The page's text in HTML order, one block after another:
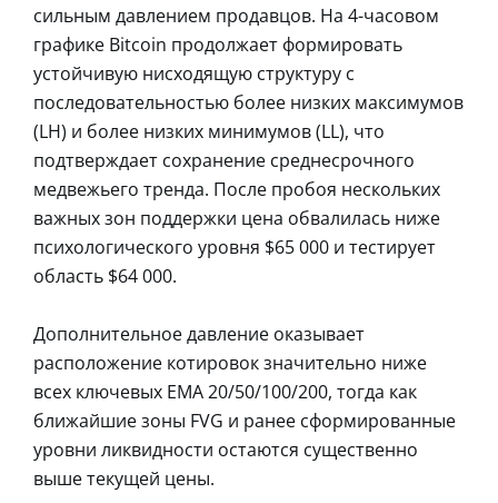
сильным давлением продавцов. На 4-часовом
графике Bitcoin продолжает формировать
устойчивую нисходящую структуру с
последовательностью более низких максимумов
(LH) и более низких минимумов (LL), что
подтверждает сохранение среднесрочного
медвежьего тренда. После пробоя нескольких
важных зон поддержки цена обвалилась ниже
психологического уровня $65 000 и тестирует
область $64 000.
Дополнительное давление оказывает
расположение котировок значительно ниже
всех ключевых EMA 20/50/100/200, тогда как
ближайшие зоны FVG и ранее сформированные
уровни ликвидности остаются существенно
выше текущей цены.